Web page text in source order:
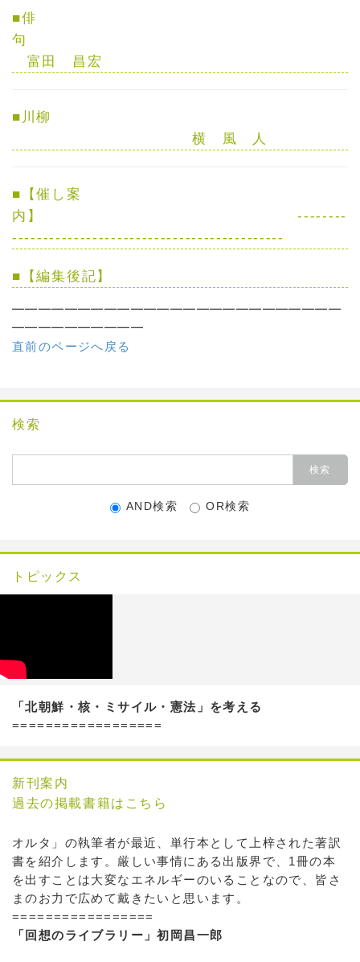
■俳
句
富田 昌宏
■ 川柳
横 風 人
■ 【催し案
内】
--------
--------------------------------------------
■ 【編集後記】
━━━━━━━━━━━━━━━━━━━━━━━━━
━━━━━━━━━━
直前のページへ戻る
検索
AND検索 OR検索
トピックス
「北朝鮮・核・ミサイル・憲法」を考える
==================
新刊案内
過去の掲載書籍はこちら
オルタ」の執筆者が最近、単行本として上梓された著訳
書を紹介します。厳しい事情にある出版界で、1冊の本
を出すことは大変なエネルギーのいることなので、皆さ
まのお力で広めて戴きたいと思います。
=================
「回想のライブラリー」初岡昌一郎